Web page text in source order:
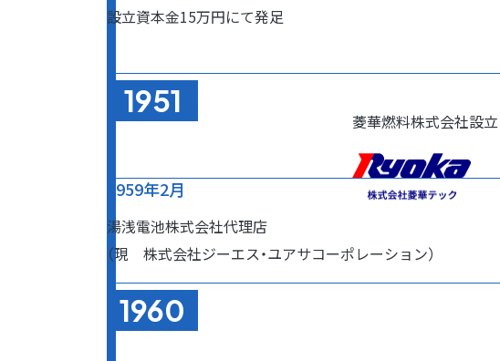
設立資本金15万円にて発足
1951
菱華燃料株式会社設立
1959年2月
湯浅電池株式会社代理店
（現 株式会社ジーエス・ユアサコーポレーション）
1960